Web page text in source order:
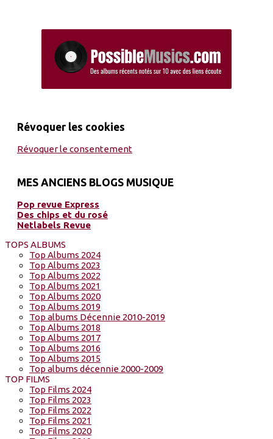
Révoquer les cookies
Révoquer le consentement
MES ANCIENS BLOGS MUSIQUE
Pop revue Express
Des chips et du rosé
Netlabels Revue
TOPS ALBUMS
Top Albums 2024
Top Albums 2023
Top Albums 2022
Top Albums 2021
Top Albums 2020
Top Albums 2019
Top albums Décennie 2010-2019
Top Albums 2018
Top Albums 2017
Top Albums 2016
Top Albums 2015
Top albums décennie 2000-2009
TOP FILMS
Top Films 2024
Top Films 2023
Top Films 2022
Top Films 2021
Top Films 2020